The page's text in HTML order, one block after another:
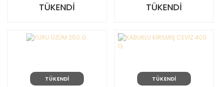
TÜKENDİ TÜKENDİ
TÜKENDİ TÜKENDİ